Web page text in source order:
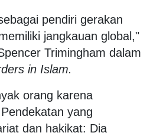
pendiri gerakan
jangkauan global,"
Trimingham dalam
in Islam.
orang karena
yang
dan hakikat: Dia